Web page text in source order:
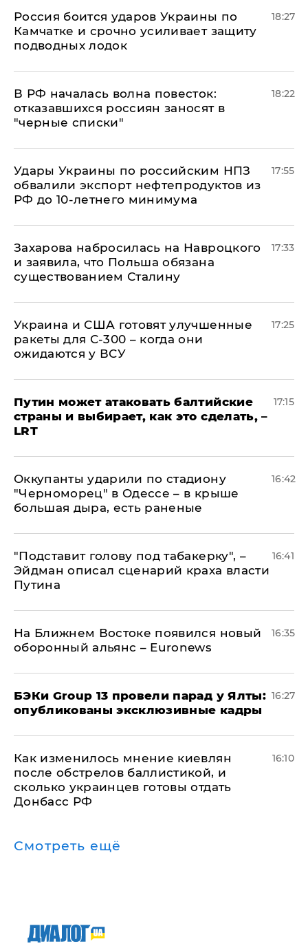
Россия боится ударов Украины по
Камчатке и срочно усиливает защиту
подводных лодок
18:27
​В РФ началась волна повесток:
отказавшихся россиян заносят в
"черные списки"
18:22
Удары Украины по российским НПЗ
обвалили экспорт нефтепродуктов из
РФ до 10-летнего минимума
17:55
​Захарова набросилась на Навроцкого
и заявила, что Польша обязана
существованием Сталину
17:33
Украина и США готовят улучшенные
ракеты для С-300 – когда они
ожидаются у ВСУ
17:25
Путин может атаковать балтийские
страны и выбирает, как это сделать, –
LRT
17:15
Оккупанты ударили по стадиону
"Черноморец" в Одессе – в крыше
большая дыра, есть раненые
16:42
​"Подставит голову под табакерку", –
Эйдман описал сценарий краха власти
Путина
16:41
На Ближнем Востоке появился новый
оборонный альянс – Euronews
16:35
​БЭКи Group 13 провели парад у Ялты:
опубликованы эксклюзивные кадры
16:27
Как изменилось мнение киевлян
после обстрелов баллистикой, и
сколько украинцев готовы отдать
Донбасс РФ
16:10
Смотреть ещё